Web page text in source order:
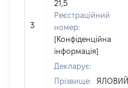
3
21,5
Реєстраційний
номер:
[Конфіденційна
інформація]
Декларує:
Прізвище:
ЯЛОВИЙ